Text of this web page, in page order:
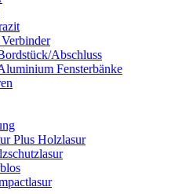
Abschluss
Fensterbänke
Plus Holzlasur